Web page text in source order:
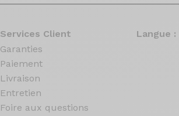
Services Client
Garanties
Paiement
Livraison
Entretien
Foire aux questions
Langue :